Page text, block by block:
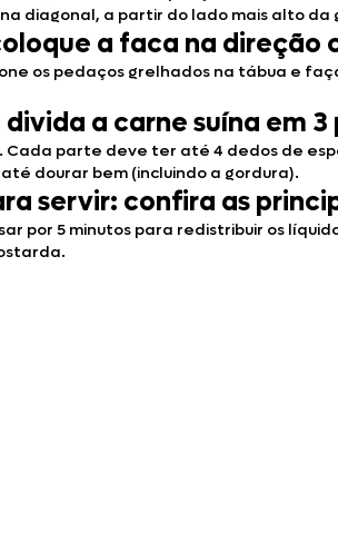
diagonal, a partir do lado mais alto
a faca na direção
os pedaços grelhados na tábua e
a carne suína em
parte deve ter até 4 dedos de
dourar bem (incluindo a gordura).
servir: confira as
por 5 minutos para redistribuir os